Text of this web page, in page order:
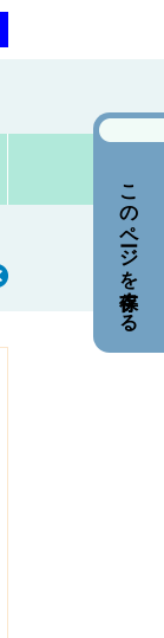
このページを保存する